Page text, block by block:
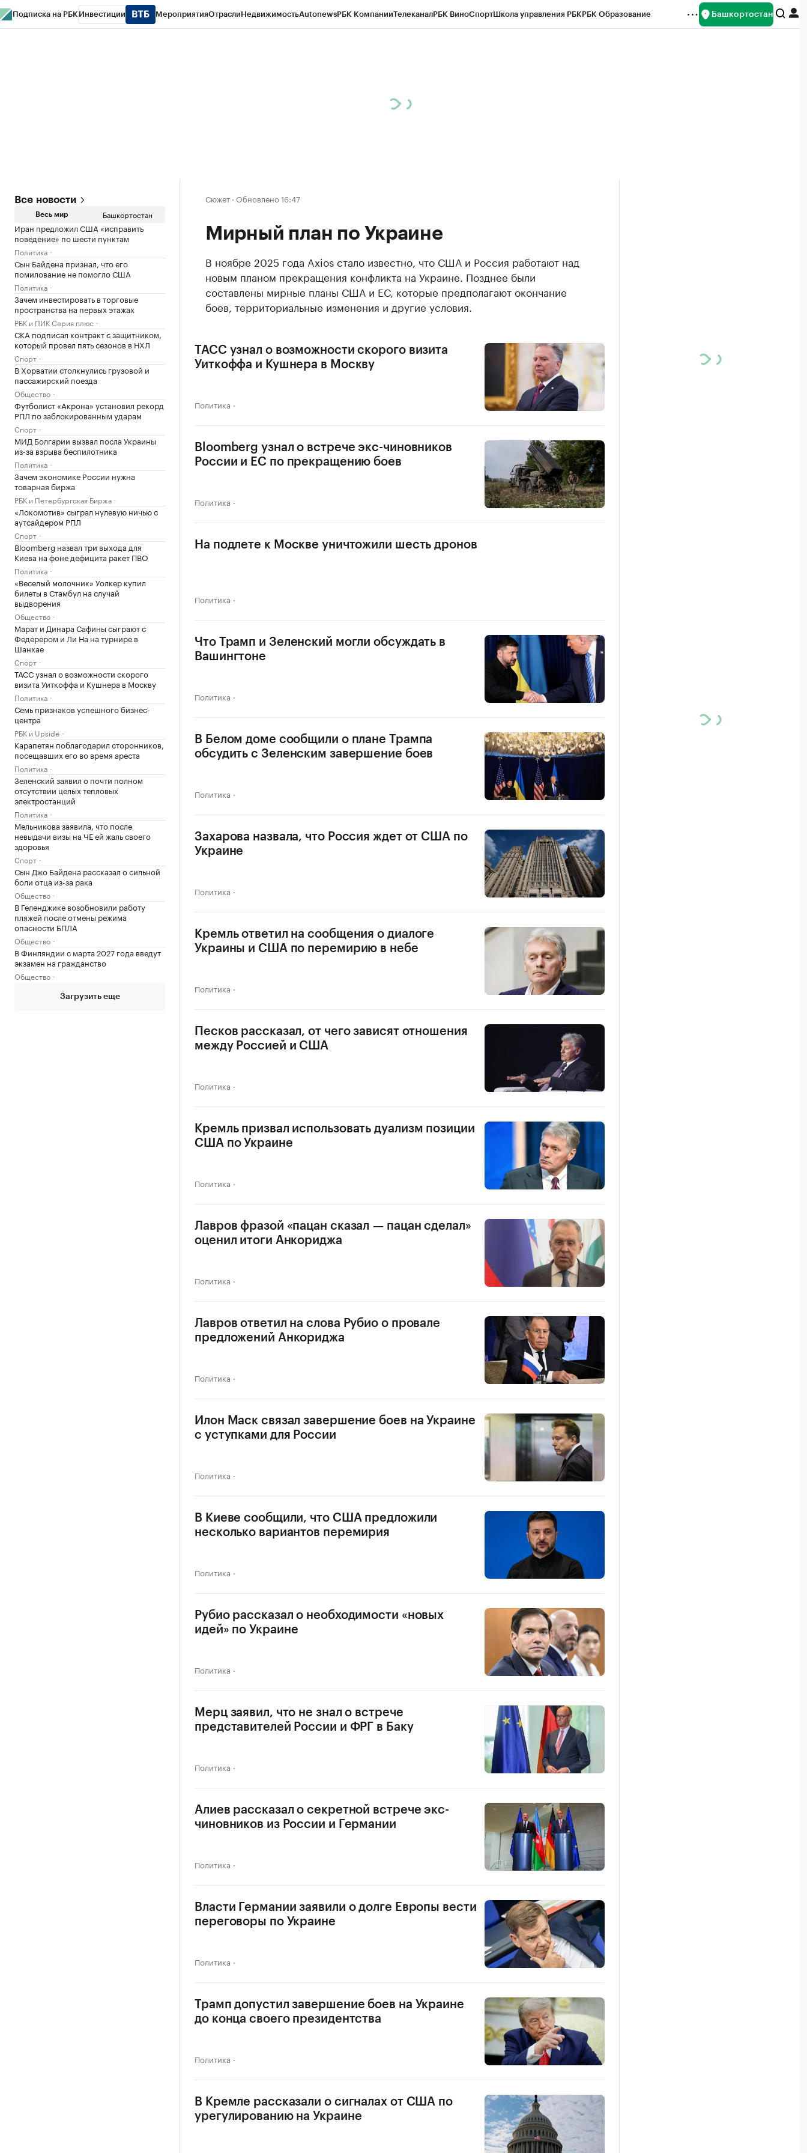
Подписка на РБК Инвестиции МероприятияОтраслиНедвижимостьAutonewsРБК КомпанииТелеканалРБК ВиноСпортШкола управления РБКРБК Образование Башкортостан
Все новости
Весь мир Башкортостан
Иран предложил США «исправить
поведение» по шести пунктам
Политика
Сын Байдена признал, что его
помилование не помогло США
Политика
Зачем инвестировать в торговые
пространства на первых этажах
РБК и ПИК Серия плюс
СКА подписал контракт с защитником,
который провел пять сезонов в НХЛ
Спорт
В Хорватии столкнулись грузовой и
пассажирский поезда
Общество
Футболист «Акрона» установил рекорд
РПЛ по заблокированным ударам
Спорт
МИД Болгарии вызвал посла Украины
из-за взрыва беспилотника
Политика
Зачем экономике России нужна
товарная биржа
РБК и Петербургская Биржа
«Локомотив» сыграл нулевую ничью с
аутсайдером РПЛ
Спорт
Bloomberg назвал три выхода для
Киева на фоне дефицита ракет ПВО
Политика
«Веселый молочник» Уолкер купил
билеты в Стамбул на случай
выдворения
Общество
Марат и Динара Сафины сыграют с
Федерером и Ли На на турнире в
Шанхае
Спорт
ТАСС узнал о возможности скорого
визита Уиткоффа и Кушнера в Москву
Политика
Семь признаков успешного бизнес-
центра
РБК и Upside
Карапетян поблагодарил сторонников,
посещавших его во время ареста
Политика
Зеленский заявил о почти полном
отсутствии целых тепловых
электростанций
Политика
Мельникова заявила, что после
невыдачи визы на ЧЕ ей жаль своего
здоровья
Спорт
Сын Джо Байдена рассказал о сильной
боли отца из-за рака
Общество
В Геленджике возобновили работу
пляжей после отмены режима
опасности БПЛА
Общество
В Финляндии с марта 2027 года введут
экзамен на гражданство
Общество
Загрузить еще
Сюжет · Обновлено 16:47
Мирный план по Украине
В ноябре 2025 года Axios стало известно, что США и Россия работают над
новым планом прекращения конфликта на Украине. Позднее были
составлены мирные планы США и ЕС, которые предполагают окончание
боев, территориальные изменения и другие условия.
ТАСС узнал о возможности скорого визита
Уиткоффа и Кушнера в Москву
Политика
Bloomberg узнал о встрече экс-чиновников
России и ЕС по прекращению боев
Политика
На подлете к Москве уничтожили шесть дронов
Политика
Что Трамп и Зеленский могли обсуждать в
Вашингтоне
Политика
В Белом доме сообщили о плане Трампа
обсудить с Зеленским завершение боев
Политика
Захарова назвала, что Россия ждет от США по
Украине
Политика
Кремль ответил на сообщения о диалоге
Украины и США по перемирию в небе
Политика
Песков рассказал, от чего зависят отношения
между Россией и США
Политика
Кремль призвал использовать дуализм позиции
США по Украине
Политика
Лавров фразой «пацан сказал — пацан сделал»
оценил итоги Анкориджа
Политика
Лавров ответил на слова Рубио о провале
предложений Анкориджа
Политика
Илон Маск связал завершение боев на Украине
с уступками для России
Политика
В Киеве сообщили, что США предложили
несколько вариантов перемирия
Политика
Рубио рассказал о необходимости «новых
идей» по Украине
Политика
Мерц заявил, что не знал о встрече
представителей России и ФРГ в Баку
Политика
Алиев рассказал о секретной встрече экс-
чиновников из России и Германии
Политика
Власти Германии заявили о долге Европы вести
переговоры по Украине
Политика
Трамп допустил завершение боев на Украине
до конца своего президентства
Политика
В Кремле рассказали о сигналах от США по
урегулированию на Украине